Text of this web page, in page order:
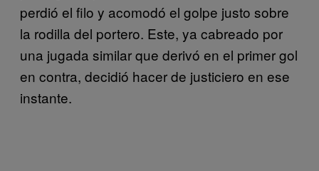
perdió el filo y acomodó el golpe justo sobre
la rodilla del portero. Este, ya cabreado por
una jugada similar que derivó en el primer gol
en contra, decidió hacer de justiciero en ese
instante.